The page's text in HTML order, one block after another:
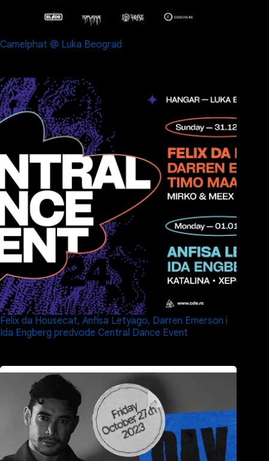
Camelphat @ Luka Beograd
Felix da Housecat, Anfisa Letyago, Darren Emerson i
Ida Engberg predvode Central Dance Event